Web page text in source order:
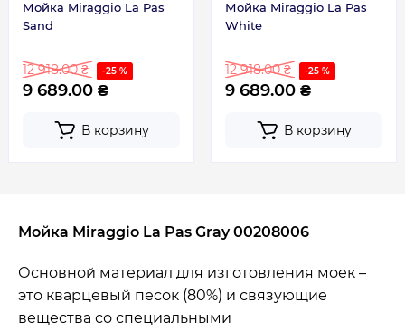
Мойка Miraggio La Pas
Sand
12 918.00 ₴ -25 %
9 689.00 ₴
В корзину
Мойка Miraggio La Pas
White
12 918.00 ₴ -25 %
9 689.00 ₴
В корзину
Мойка Miraggio La Pas Gray 00208006
Основной материал для изготовления моек –
это кварцевый песок (80%) и связующие
вещества со специальными